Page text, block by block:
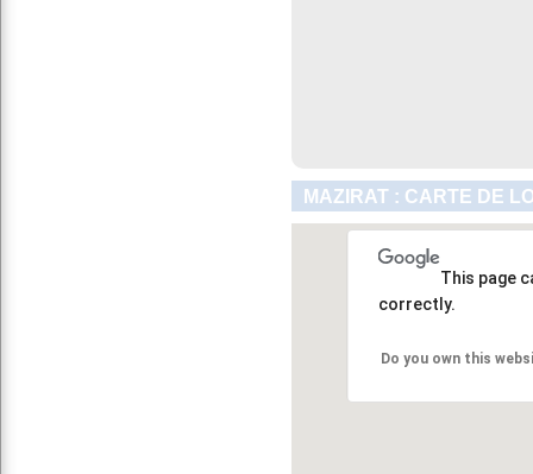
MAZIRAT : CARTE DE
This page
correctly.
Do you own this